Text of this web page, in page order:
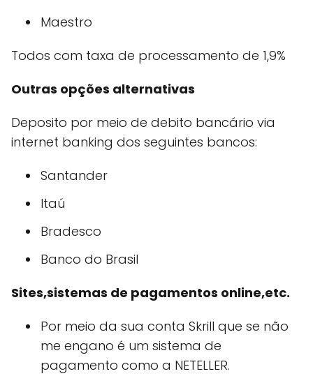
Maestro
Todos com taxa de processamento de 1,9%
Outras opções alternativas
Deposito por meio de debito bancário via
internet banking dos seguintes bancos:
Santander
Itaú
Bradesco
Banco do Brasil
Sites,sistemas de pagamentos online,etc.
Por meio da sua conta Skrill que se não
me engano é um sistema de
pagamento como a NETELLER.